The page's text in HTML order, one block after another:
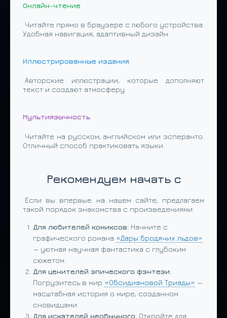
Онлайн-чтение
Читайте прямо в браузере с любого устройства.
Удобная навигация, адаптивный дизайн.
Иллюстрированные издания
Авторские иллюстрации, которые дополняют
текст и создают атмосферу.
Мультиязычность
Читайте на русском, английском или эсперанто.
Отличный способ практиковать языки.
Рекомендуем начать с
Если вы впервые на нашем сайте, предлагаем
такой порядок знакомства с произведениями:
Для любителей комиксов: Начните с
графического романа «Дары бродячих льдов»
— уютная научная фантастика с глубоким
сюжетом.
Для ценителей эпического фэнтези:
Погрузитесь в мир «Обсидиановой Триады» —
масштабная история о мире, созданном
сновидцами.
Для искателей необычного: Откройте для